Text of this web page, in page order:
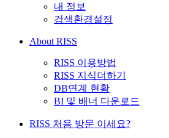
내 정보
검색환경설정
About RISS
RISS 이용방법
RISS 지식더하기
DB연계 현황
BI 및 배너 다운로드
RISS 처음 방문 이세요?